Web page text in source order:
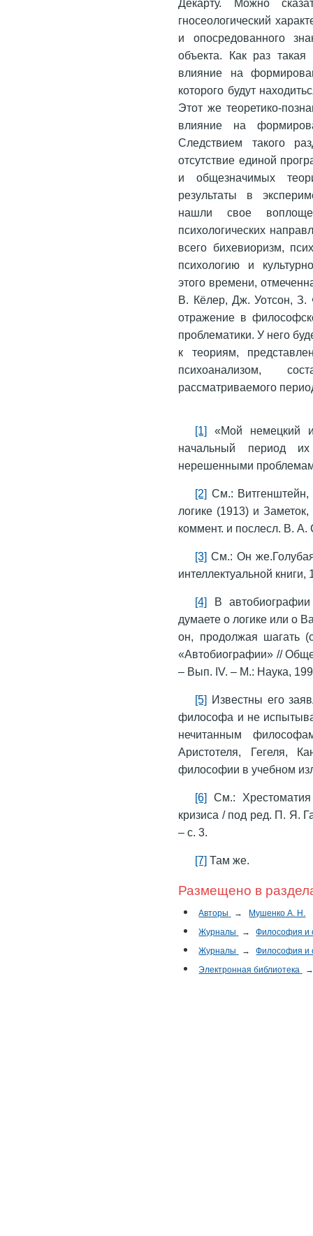
Декарту. Можно
гносеологический
и опосредованного
объекта. Как раз
влияние на
которого будут
Этот же теоретико-
влияние на
Следствием такого
отсутствие единой
и общезначимых
результаты в
нашли свое
психологических
всего бихевиоризм,
психологию и
этого времени,
В. Кёлер, Дж. Уотсон, З.
отражение в
проблематики. У него
к теориям,
психоанализом,
рассматриваемого
[1] «Мой немецкий
начальный период
нерешенными
[2] См.:
логике (1913) и
коммент. и послесл. В.
[3] См.: Он
интеллектуальной книги,
[4] В
думаете о логике или о
он, продолжая шагать
«Автобиографии» //
– Вып. IV. – М.: Наука,
[5] Известны его
философа и не
нечитанным
Аристотеля, Гегеля,
философии в учебном
[6] См.:
кризиса / под ред. П. Я.
– с. 3.
[7] Там же.
Размещено в
Авторы →
Мушенко А. Н.
Журналы
→
Философия и
Журналы
→
Философия и
Электронная библиотека